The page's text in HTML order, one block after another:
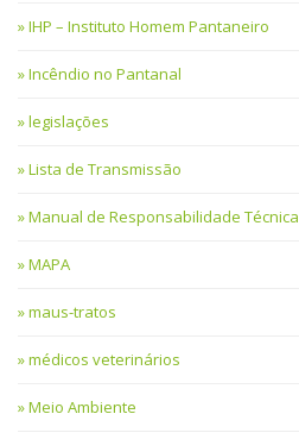
IHP – Instituto Homem Pantaneiro
Incêndio no Pantanal
legislações
Lista de Transmissão
Manual de Responsabilidade Técnica
MAPA
maus-tratos
médicos veterinários
Meio Ambiente